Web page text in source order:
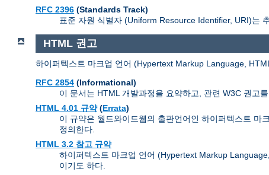
RFC 2396 (Standards Track)
표준 자원 식별자 (Uniform Resource Identifier, URI)는
HTML 권고
하이퍼텍스트 마크업 언어 (Hypertext Markup Language,
RFC 2854 (Informational)
이 문서는 HTML 개발과정을 요약하고, 관련 W3C 권고
HTML 4.01 규약(Errata)
이 규약은 월드와이드웹의 출판언어인 하이퍼텍스트
정의한다.
HTML 3.2 참고 규약
하이퍼텍스트 마크업 언어 (Hypertext Markup
이기도 하다.